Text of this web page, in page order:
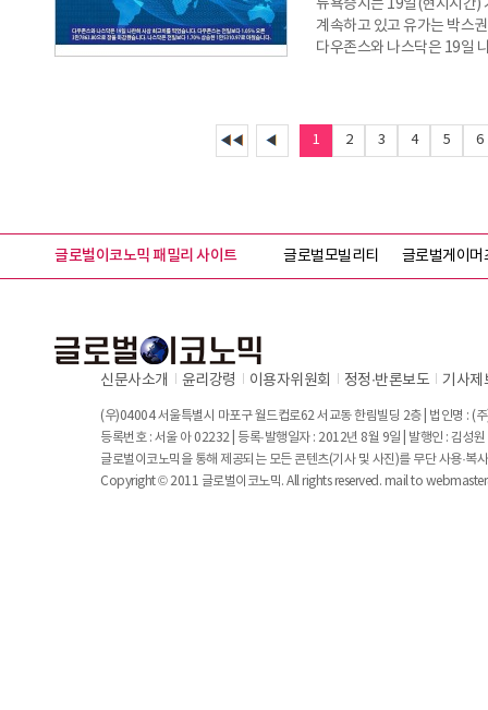
뉴욕증시는 19일(현지시간)
계속하고 있고 유가는 박스
다우존스와 나스닥은 19일
4.15%로 마감됐습니다. 국
서부 텍사
1 2 3 4 5 6
글로벌이코노믹 패밀리 사이트 글로벌모빌리티 글로벌게이머
신문사소개 윤리강령 이용자위원회 정정∙반론보도 기사제
(우)04004 서울특별시 마포구 월드컵로62 서교동 한림빌딩 2층 | 법인명 : (
등록번호 : 서울 아 02232 | 등록·발행일자 : 2012년 8월 9일 | 발행인 : 김성
글로벌이코노믹을 통해 제공되는 모든 콘텐츠(기사 및 사진)를 무단 사용·복
Copyright © 2011 글로벌이코노믹. All rights reserved. mail to